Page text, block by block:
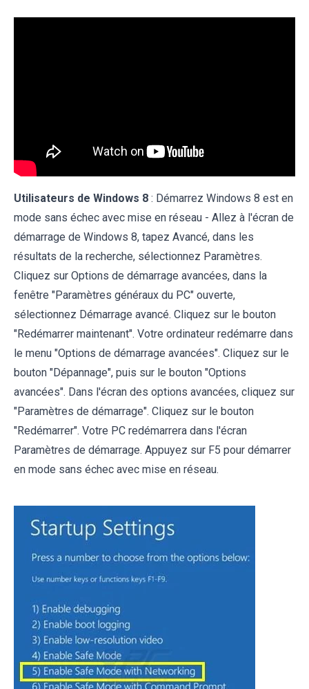
Utilisateurs de Windows 8 : Démarrez Windows 8 est en
mode sans échec avec mise en réseau - Allez à l'écran de
démarrage de Windows 8, tapez Avancé, dans les
résultats de la recherche, sélectionnez Paramètres.
Cliquez sur Options de démarrage avancées, dans la
fenêtre "Paramètres généraux du PC" ouverte,
sélectionnez Démarrage avancé. Cliquez sur le bouton
"Redémarrer maintenant". Votre ordinateur redémarre dans
le menu "Options de démarrage avancées". Cliquez sur le
bouton "Dépannage", puis sur le bouton "Options
avancées". Dans l'écran des options avancées, cliquez sur
"Paramètres de démarrage". Cliquez sur le bouton
"Redémarrer". Votre PC redémarrera dans l'écran
Paramètres de démarrage. Appuyez sur F5 pour démarrer
en mode sans échec avec mise en réseau.